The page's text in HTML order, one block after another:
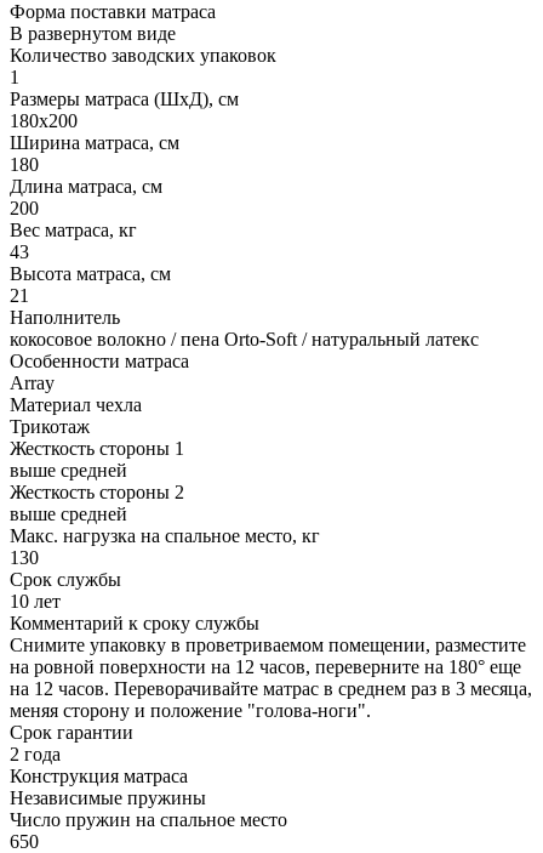
Форма поставки матраса
В развернутом виде
Количество заводских упаковок
1
Размеры матраса (ШхД), см
180х200
Ширина матраса, см
180
Длина матраса, см
200
Вес матраса, кг
43
Высота матраса, см
21
Наполнитель
кокосовое волокно / пена Orto-Soft / натуральный латекс
Особенности матраса
Array
Материал чехла
Трикотаж
Жесткость стороны 1
выше средней
Жесткость стороны 2
выше средней
Макс. нагрузка на спальное место, кг
130
Срок службы
10 лет
Комментарий к сроку службы
Снимите упаковку в проветриваемом помещении, разместите
на ровной поверхности на 12 часов, переверните на 180° еще
на 12 часов. Переворачивайте матрас в среднем раз в 3 месяца,
меняя сторону и положение "голова-ноги".
Срок гарантии
2 года
Конструкция матраса
Независимые пружины
Число пружин на спальное место
650